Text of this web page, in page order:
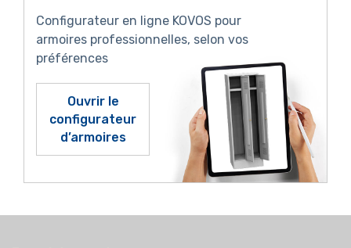
Configurateur en ligne KOVOS pour
armoires professionnelles, selon vos
préférences
Ouvrir le
configurateur
d’armoires